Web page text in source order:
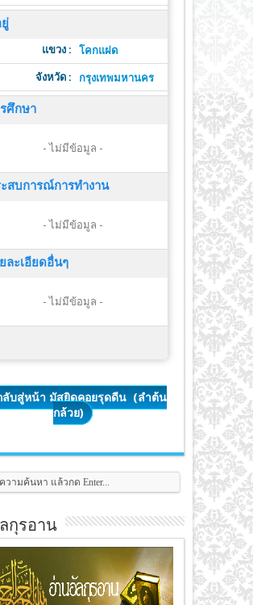
แขวง : โคกแฝด
จังหวัด : กรุงเทพมหานคร
ศึกษา
- ไม่มีข้อมูล -
สบการณ์การทำงาน
- ไม่มีข้อมูล -
ละเอียดอื่นๆ
- ไม่มีข้อมูล -
ลับสู่หน้า มัสยิดคอยรุดดีน (ลำต้น
กล้วย)
กุรอาน